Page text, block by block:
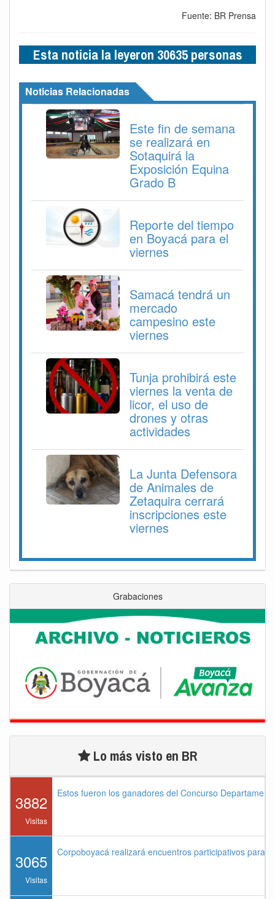
Fuente: BR Prensa
Esta noticia la leyeron 30635 personas
Noticias Relacionadas
Este fin de semana
se realizará en
Sotaquirá la
Exposición Equina
Grado B
Reporte del tiempo
en Boyacá para el
viernes
Samacá tendrá un
mercado
campesino este
viernes
Tunja prohibirá este
viernes la venta de
licor, el uso de
drones y otras
actividades
La Junta Defensora
de Animales de
Zetaquira cerrará
inscripciones este
viernes
Grabaciones
Lo más visto en BR
3882
Visitas
Estos fueron los ganadores del Concurso
3065
Visitas
Corpoboyacá realizará encuentros participativos para